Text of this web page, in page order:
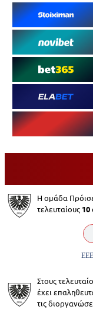
Η ομάδα
τελευταίους 10
Στους
έχει
τις